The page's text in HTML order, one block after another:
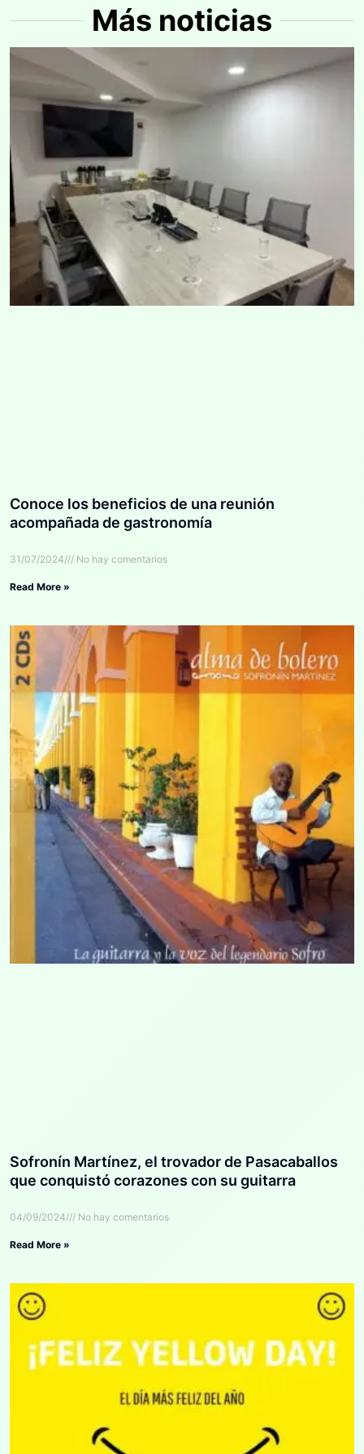
Más noticias
Conoce los beneficios de una reunión
acompañada de gastronomía
31/07/2024 No hay comentarios
Read More »
Sofronín Martínez, el trovador de Pasacaballos
que conquistó corazones con su guitarra
04/09/2024 No hay comentarios
Read More »